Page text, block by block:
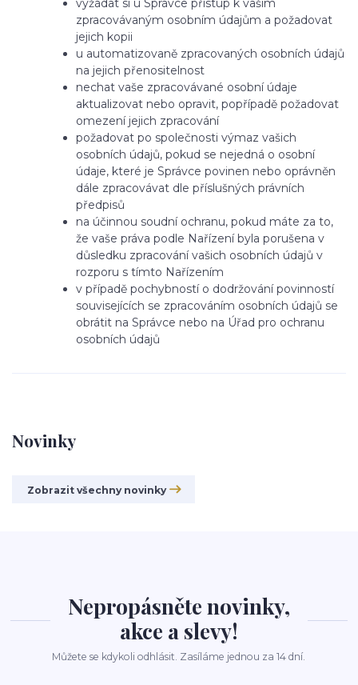
Novinky
Zobrazit všechny novinky
vyžádat si u Správce přístup k vašim
zpracovávaným osobním údajům a požadovat
jejich kopii
u automatizovaně zpracovaných osobních údajů
na jejich přenositelnost
nechat vaše zpracovávané osobní údaje
aktualizovat nebo opravit, popřípadě požadovat
omezení jejich zpracování
požadovat po společnosti výmaz vašich
osobních údajů, pokud se nejedná o osobní
údaje, které je Správce povinen nebo oprávněn
dále zpracovávat dle příslušných právních
předpisů
na účinnou soudní ochranu, pokud máte za to,
že vaše práva podle Nařízení byla porušena v
důsledku zpracování vašich osobních údajů v
rozporu s tímto Nařízením
v případě pochybností o dodržování povinností
souvisejících se zpracováním osobních údajů se
obrátit na Správce nebo na Úřad pro ochranu
osobních údajů
Nepropásněte novinky,
akce a slevy!
Můžete se kdykoli odhlásit. Zasíláme jednou za 14 dní.